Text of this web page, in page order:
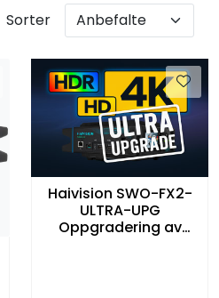
Sorter
Haivision SWO-FX2-
ULTRA-UPG
Oppgradering av